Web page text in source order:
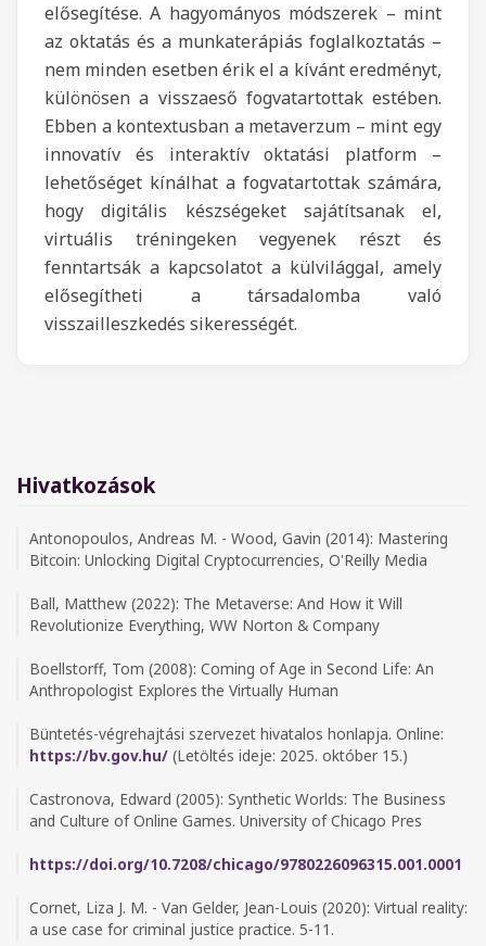
elősegítése. A hagyományos módszerek – mint
az oktatás és a munkaterápiás foglalkoztatás –
nem minden esetben érik el a kívánt eredményt,
különösen a visszaeső fogvatartottak estében.
Ebben a kontextusban a metaverzum – mint egy
innovatív és interaktív oktatási platform –
lehetőséget kínálhat a fogvatartottak számára,
hogy digitális készségeket sajátítsanak el,
virtuális tréningeken vegyenek részt és
fenntartsák a kapcsolatot a külvilággal, amely
elősegítheti a társadalomba való
visszailleszkedés sikerességét.
Hivatkozások
Antonopoulos, Andreas M. - Wood, Gavin (2014): Mastering
Bitcoin: Unlocking Digital Cryptocurrencies, O'Reilly Media
Ball, Matthew (2022): The Metaverse: And How it Will
Revolutionize Everything, WW Norton & Company
Boellstorff, Tom (2008): Coming of Age in Second Life: An
Anthropologist Explores the Virtually Human
Büntetés-végrehajtási szervezet hivatalos honlapja. Online:
https://bv.gov.hu/ (Letöltés ideje: 2025. október 15.)
Castronova, Edward (2005): Synthetic Worlds: The Business
and Culture of Online Games. University of Chicago Pres
https://doi.org/10.7208/chicago/9780226096315.001.0001
Cornet, Liza J. M. - Van Gelder, Jean-Louis (2020): Virtual reality:
a use case for criminal justice practice. 5-11.